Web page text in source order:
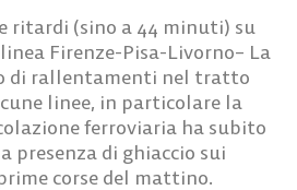
ritardi (sino a 44 minuti) su
Firenze-Pisa-Livorno– La
di rallentamenti nel tratto
linee, in particolare la
ferroviaria ha subito
presenza di ghiaccio sui
corse del mattino.